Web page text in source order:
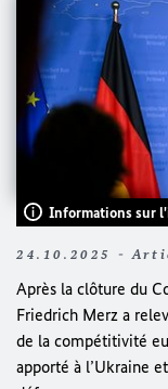
Informations sur
24.10.2025 -
Après la clôture du
Friedrich Merz a
de la compétitivité
apporté à l’Ukraine